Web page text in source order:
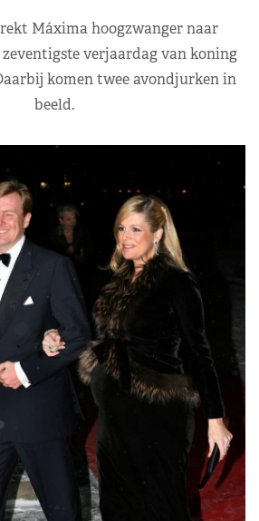
Máxima hoogzwanger naar
verjaardag van koning
komen twee avondjurken in
beeld.